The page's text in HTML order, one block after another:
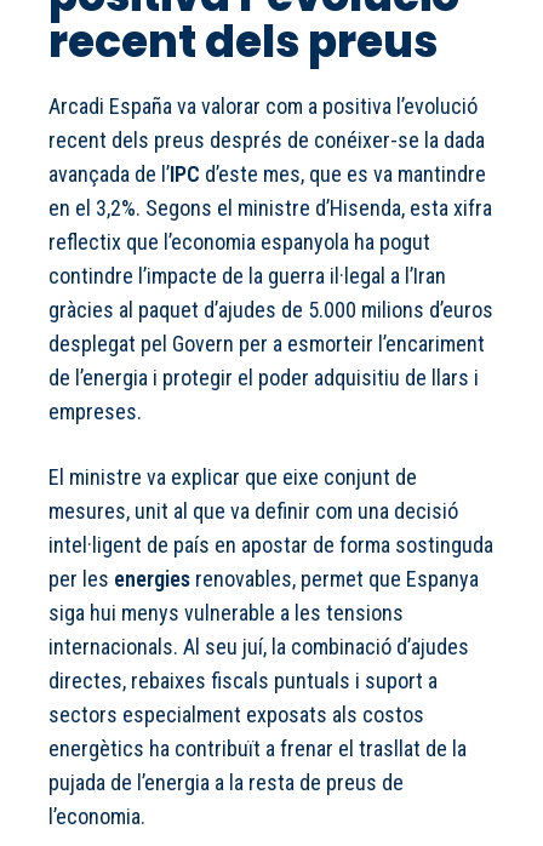
recent dels preus
Arcadi España va valorar com a positiva l’evolució
recent dels preus després de conéixer-se la dada
avançada de l’IPC d’este mes, que es va mantindre
en el 3,2%. Segons el ministre d’Hisenda, esta xifra
reflectix que l’economia espanyola ha pogut
contindre l’impacte de la guerra il·legal a l’Iran
gràcies al paquet d’ajudes de 5.000 milions d’euros
desplegat pel Govern per a esmorteir l’encariment
de l’energia i protegir el poder adquisitiu de llars i
empreses.
El ministre va explicar que eixe conjunt de
mesures, unit al que va definir com una decisió
intel·ligent de país en apostar de forma sostinguda
per les energies renovables, permet que Espanya
siga hui menys vulnerable a les tensions
internacionals. Al seu juí, la combinació d’ajudes
directes, rebaixes fiscals puntuals i suport a
sectors especialment exposats als costos
energètics ha contribuït a frenar el trasllat de la
pujada de l’energia a la resta de preus de
l’economia.